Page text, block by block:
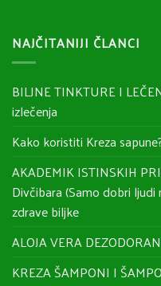
NAJČITANIJI ČLANCI
BILJNE TINKTURE I
izlečenja
Kako koristiti Kreza
AKADEMIK ISTINSKIH
Divčibara (Samo dobri
zdrave biljke
ALOJA VERA
KREZA ŠAMPONI I